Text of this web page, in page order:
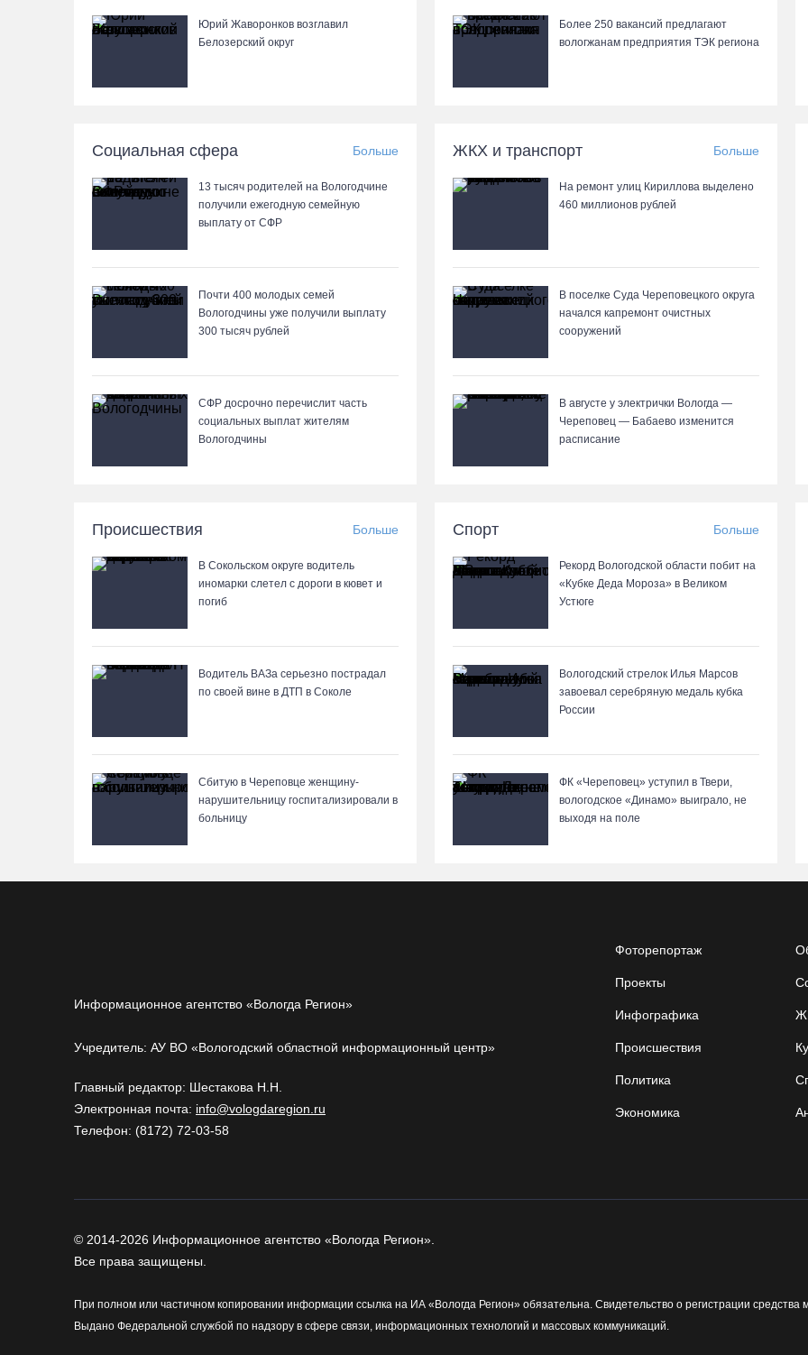
Юрий Жаворонков возглавил
Белозерский округ
Более 250 вакансий предлагают
вологжанам предприятия ТЭК региона
Социальная сфера Больше
13 тысяч родителей на Вологодчине
получили ежегодную семейную
выплату от СФР
Почти 400 молодых семей
Вологодчины уже получили выплату
300 тысяч рублей
СФР досрочно перечислит часть
социальных выплат жителям
Вологодчины
ЖКХ и транспорт Больше
На ремонт улиц Кириллова выделено
460 миллионов рублей
В поселке Суда Череповецкого округа
начался капремонт очистных
сооружений
В августе у электрички Вологда —
Череповец — Бабаево изменится
расписание
Происшествия Больше
В Сокольском округе водитель
иномарки слетел с дороги в кювет и
погиб
Водитель ВАЗа серьезно пострадал
по своей вине в ДТП в Соколе
Сбитую в Череповце женщину-
нарушительницу госпитализировали в
больницу
Спорт Больше
Рекорд Вологодской области побит на
«Кубке Деда Мороза» в Великом
Устюге
Вологодский стрелок Илья Марсов
завоевал серебряную медаль кубка
России
ФК «Череповец» уступил в Твери,
вологодское «Динамо» выиграло, не
выходя на поле
Информационное агентство «Вологда Регион»
Учредитель: АУ ВО «Вологодский областной информационный центр»
Главный редактор: Шестакова Н.Н.
Электронная почта: info@vologdaregion.ru
Телефон: (8172) 72-03-58
Фоторепортаж
Проекты
Инфографика
Происшествия
Политика
Экономика
© 2014-2026 Информационное агентство «Вологда Регион».
Все права защищены.
При полном или частичном копировании информации ссылка на ИА «Вологда Регион» обязательна. Свидетельство о регистрации
Выдано Федеральной службой по надзору в сфере связи, информационных технологий и массовых коммуникаций.